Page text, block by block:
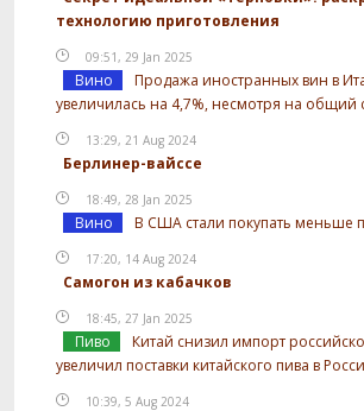
технологию приготовления
09:51, 29 Jan 2025
Вино
Продажа иностранных вин в
увеличилась на 4,7%, несмотря на общий
13:29, 21 Aug 2024
Берлинер-вайссе
18:49, 28 Jan 2025
Вино В США стали покупать меньше
17:20, 14 Aug 2024
Самогон из кабачков
18:45, 27 Jan 2025
Пиво
Китай снизил импорт
увеличил поставки китайского пива в
10:39, 5 Aug 2024